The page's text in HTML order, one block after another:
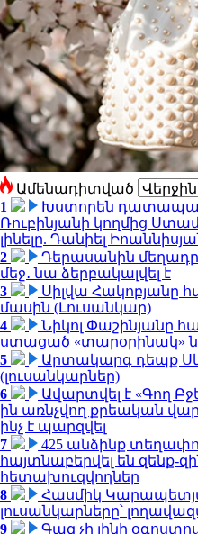
Ամենադիտված
1
Խստորեն
Ռուբինյանի կողմից
լինելը. Դանիել
2
Դերասանին
մեջ․ նա ձերբակալվել է
3
Սիլվա Հակոբյանը
մասին (Լուսանկար)
4
Նիկոլ Փաշինյանը
ստացած «տարօրինակ»
5
Արտակարգ դեպք
(լուսանկարներ)
6
Ավարտվել է «Գող
ին առնչվող քրեական
ինչ է պարզվել
7
425 անձինք
հայտնաբերվել են զենք-
հետախուզվողներ
8
Հասմիկ
լուսանկարները՝
9
Գազ չի լինի